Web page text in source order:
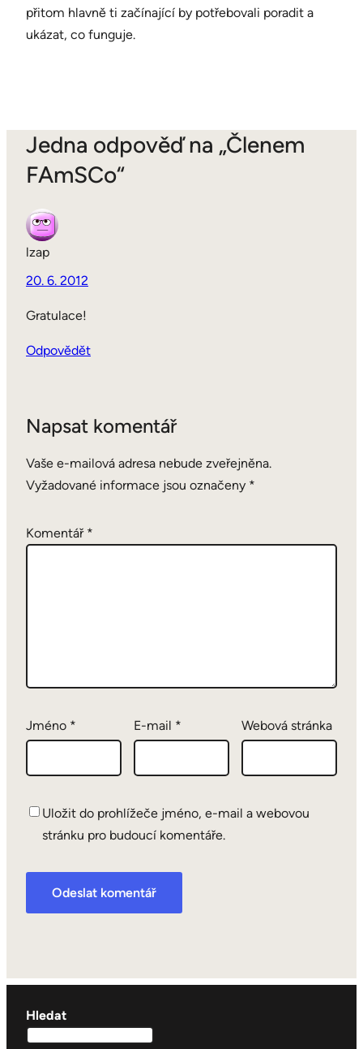
přitom hlavně ti začínající by potřebovali poradit a
ukázat, co funguje.
Jedna odpověď na „Členem
FAmSCo“
lzap
20. 6. 2012
Gratulace!
Odpovědět
Napsat komentář
Vaše e-mailová adresa nebude zveřejněna.
Vyžadované informace jsou označeny *
Komentář *
Jméno * E-mail * Webová stránka
Uložit do prohlížeče jméno, e-mail a webovou
stránku pro budoucí komentáře.
Hledat